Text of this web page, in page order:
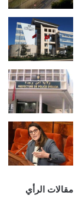
مقالات الرأي